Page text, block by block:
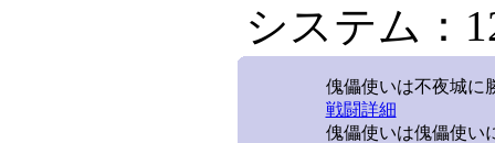
システム：
傀儡使いは不夜城に
戦闘詳細
傀儡使いは傀儡使い